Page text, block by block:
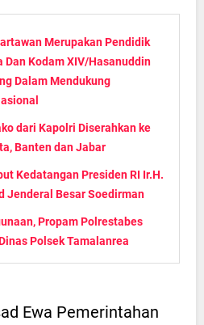
Merupakan Pendidik
Dan Kodam XIV/Hasanuddin
Dalam Mendukung
dari Kapolri Diserahkan ke
Banten dan Jabar
Kedatangan Presiden RI Ir.H.
Jenderal Besar Soedirman
Propam Polrestabes
Polsek Tamalanrea
Ewa Pemerintahan